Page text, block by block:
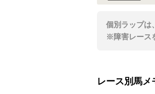
個別ラップは
※障害レース
レース別馬メ